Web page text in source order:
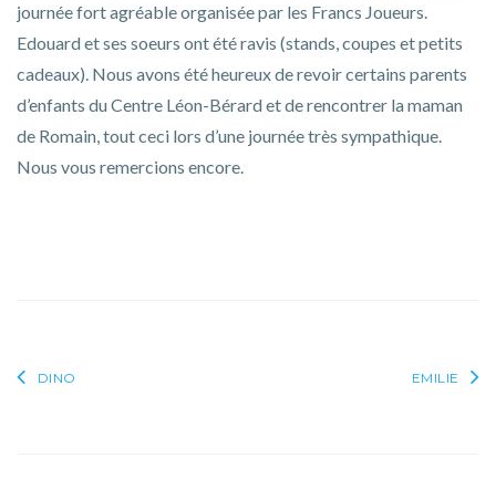
journée fort agréable organisée par les Francs Joueurs.
Edouard et ses soeurs ont été ravis (stands, coupes et petits
cadeaux). Nous avons été heureux de revoir certains parents
d’enfants du Centre Léon-Bérard et de rencontrer la maman
de Romain, tout ceci lors d’une journée très sympathique.
Nous vous remercions encore.
Navigation
DINO EMILIE